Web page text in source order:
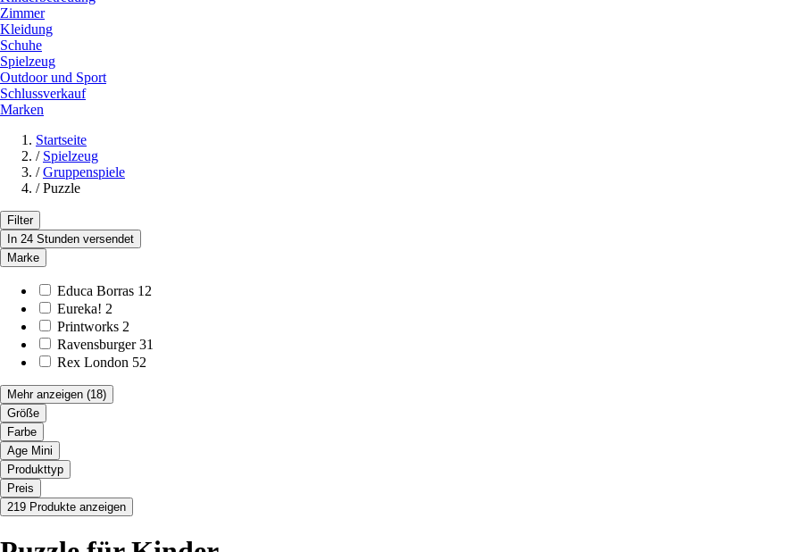
Zimmer
Kleidung
Schuhe
Spielzeug
Outdoor und Sport
Schlussverkauf
Marken
Startseite
/ Spielzeug
/ Gruppenspiele
/ Puzzle
Filter
In 24 Stunden versendet
Marke
Educa Borras 12
Eureka! 2
Printworks 2
Ravensburger 31
Rex London 52
Mehr anzeigen (18)
Größe
Farbe
Age Mini
Produkttyp
Preis
219 Produkte anzeigen